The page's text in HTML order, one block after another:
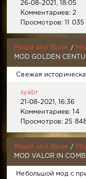
26-08-2021, 18:05
Комментариев: 2
Просмотров: 11 035
Mount and Blade /
MOD GOLDEN
Свежая
syabr
21-08-2021, 16:36
Комментариев: 14
Просмотров: 25
Mount and Blade /
MOD VALOR IN
Небольшой мод с